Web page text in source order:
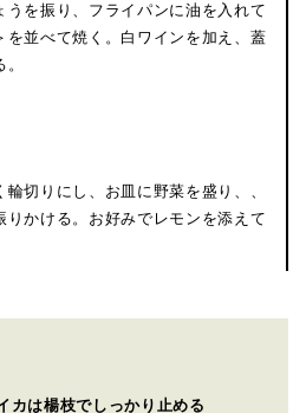
うを振り、フライパンに油を入れて
を並べて焼く。白ワインを加え、蓋
切りにし、お皿に野菜を盛り、、
りかける。お好みでレモンを添えて
カは楊枝でしっかり止める